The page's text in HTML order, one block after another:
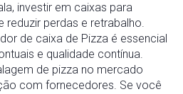
investir em caixas para
reduzir perdas e retrabalho.
de caixa de Pizza é essencial
e qualidade contínua.
de pizza no mercado
com fornecedores. Se você